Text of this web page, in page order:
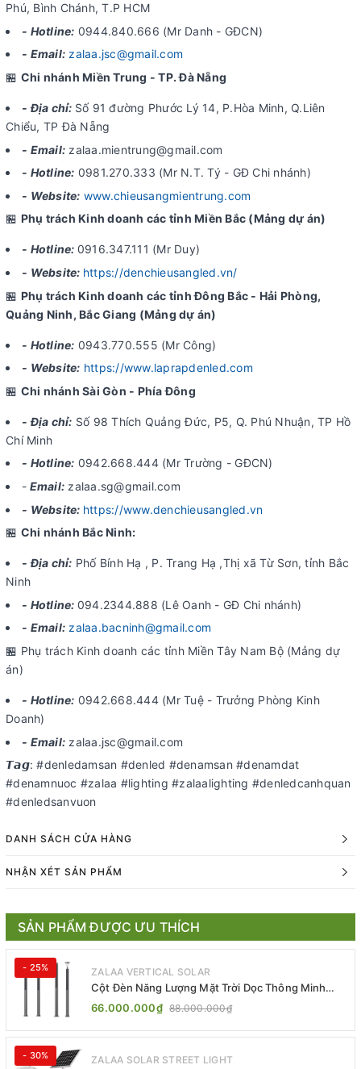
Phú, Bình Chánh, T.P HCM
- Hotline: 0944.840.666 (Mr Danh - GĐCN)
- Email: zalaa.jsc@gmail.com
🏪 Chi nhánh Miền Trung - TP. Đà Nẵng
- Địa chỉ: Số 91 đường Phước Lý 14, P.Hòa Minh, Q.Liên
Chiểu, TP Đà Nẵng
- Email: zalaa.mientrung@gmail.com
- Hotline: 0981.270.333 (Mr N.T. Tý - GĐ Chi nhánh)
- Website: www.chieusangmientrung.com
🏪 Phụ trách Kinh doanh các tỉnh Miền Bắc (Mảng dự án)
- Hotline: 0916.347.111 (Mr Duy)
- Website: https://denchieusangled.vn/
🏪 Phụ trách Kinh doanh các tỉnh Đông Bắc - Hải Phòng,
Quảng Ninh, Bắc Giang (Mảng dự án)
- Hotline: 0943.770.555 (Mr Công)
- Website: https://www.laprapdenled.com
🏪 Chi nhánh Sài Gòn - Phía Đông
- Địa chỉ: Số 98 Thích Quảng Đức, P5, Q. Phú Nhuận, TP Hồ
Chí Minh
- Hotline: 0942.668.444 (Mr Trường - GĐCN)
- Email: zalaa.sg@gmail.com
- Website: https://www.denchieusangled.vn
🏪 Chi nhánh Bắc Ninh:
- Địa chỉ: Phố Bính Hạ , P. Trang Hạ ,Thị xã Từ Sơn, tỉnh Bắc
Ninh
- Hotline: 094.2344.888 (Lê Oanh - GĐ Chi nhánh)
- Email: zalaa.bacninh@gmail.com
🏪 Phụ trách Kinh doanh các tỉnh Miền Tây Nam Bộ (Mảng dự
án)
- Hotline: 0942.668.444 (Mr Tuệ - Trưởng Phòng Kinh
Doanh)
- Email: zalaa.jsc@gmail.com
𝙏𝙖𝙜: #denledamsan #denled #denamsan #denamdat
#denamnuoc #zalaa #lighting #zalaalighting #denledcanhquan
#denledsanvuon
DANH SÁCH CỬA HÀNG
NHẬN XÉT SẢN PHẨM
SẢN PHẨM ĐƯỢC ƯU THÍCH
- 25% ZALAA VERTICAL SOLAR
Cột Đèn Năng Lượng Mặt Trời Dọc Thông Minh
ZSR-YYDS-360 | ZALAA Jsc
66.000.000₫ 88.000.000₫
- 30% ZALAA SOLAR STREET LIGHT